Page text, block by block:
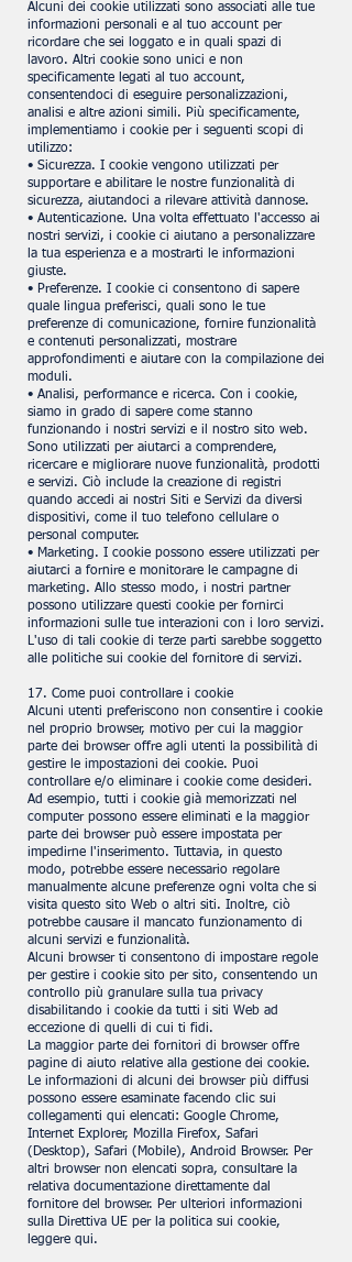
Alcuni dei cookie utilizzati sono associati alle tue
informazioni personali e al tuo account per
ricordare che sei loggato e in quali spazi di
lavoro. Altri cookie sono unici e non
specificamente legati al tuo account,
consentendoci di eseguire personalizzazioni,
analisi e altre azioni simili. Più specificamente,
implementiamo i cookie per i seguenti scopi di
utilizzo:
• Sicurezza. I cookie vengono utilizzati per
supportare e abilitare le nostre funzionalità di
sicurezza, aiutandoci a rilevare attività dannose.
• Autenticazione. Una volta effettuato l'accesso ai
nostri servizi, i cookie ci aiutano a personalizzare
la tua esperienza e a mostrarti le informazioni
giuste.
• Preferenze. I cookie ci consentono di sapere
quale lingua preferisci, quali sono le tue
preferenze di comunicazione, fornire funzionalità
e contenuti personalizzati, mostrare
approfondimenti e aiutare con la compilazione dei
moduli.
• Analisi, performance e ricerca. Con i cookie,
siamo in grado di sapere come stanno
funzionando i nostri servizi e il nostro sito web.
Sono utilizzati per aiutarci a comprendere,
ricercare e migliorare nuove funzionalità, prodotti
e servizi. Ciò include la creazione di registri
quando accedi ai nostri Siti e Servizi da diversi
dispositivi, come il tuo telefono cellulare o
personal computer.
• Marketing. I cookie possono essere utilizzati per
aiutarci a fornire e monitorare le campagne di
marketing. Allo stesso modo, i nostri partner
possono utilizzare questi cookie per fornirci
informazioni sulle tue interazioni con i loro servizi.
L'uso di tali cookie di terze parti sarebbe soggetto
alle politiche sui cookie del fornitore di servizi.
17. Come puoi controllare i cookie
Alcuni utenti preferiscono non consentire i cookie
nel proprio browser, motivo per cui la maggior
parte dei browser offre agli utenti la possibilità di
gestire le impostazioni dei cookie. Puoi
controllare e/o eliminare i cookie come desideri.
Ad esempio, tutti i cookie già memorizzati nel
computer possono essere eliminati e la maggior
parte dei browser può essere impostata per
impedirne l'inserimento. Tuttavia, in questo
modo, potrebbe essere necessario regolare
manualmente alcune preferenze ogni volta che si
visita questo sito Web o altri siti. Inoltre, ciò
potrebbe causare il mancato funzionamento di
alcuni servizi e funzionalità.
Alcuni browser ti consentono di impostare regole
per gestire i cookie sito per sito, consentendo un
controllo più granulare sulla tua privacy
disabilitando i cookie da tutti i siti Web ad
eccezione di quelli di cui ti fidi.
La maggior parte dei fornitori di browser offre
pagine di aiuto relative alla gestione dei cookie.
Le informazioni di alcuni dei browser più diffusi
possono essere esaminate facendo clic sui
collegamenti qui elencati: Google Chrome,
Internet Explorer, Mozilla Firefox, Safari
(Desktop), Safari (Mobile), Android Browser. Per
altri browser non elencati sopra, consultare la
relativa documentazione direttamente dal
fornitore del browser. Per ulteriori informazioni
sulla Direttiva UE per la politica sui cookie,
leggere qui.